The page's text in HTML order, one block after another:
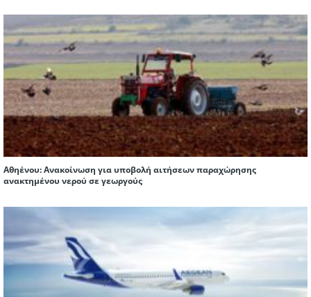
Αθηένου: Ανακοίνωση για υποβολή αιτήσεων παραχώρησης
ανακτημένου νερού σε γεωργούς